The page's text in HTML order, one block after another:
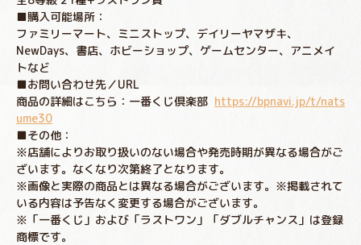
■購入可能場所：
ファミリーマート、ミニストップ、デイリーヤマザキ、
NewDays、書店、ホビーショップ、ゲームセンター、アニメイ
トなど
■お問い合わせ先／URL
商品の詳細はこちら：一番くじ倶楽部 https://bpnavi.jp/t/nats
ume30
■その他：
※店舗によりお取り扱いのない場合や発売時期が異なる場合がご
ざいます。なくなり次第終了となります。
※画像と実際の商品とは異なる場合がございます。※掲載されて
いる内容は予告なく変更する場合がございます。
※「一番くじ」および「ラストワン」「ダブルチャンス」は登録
商標です。